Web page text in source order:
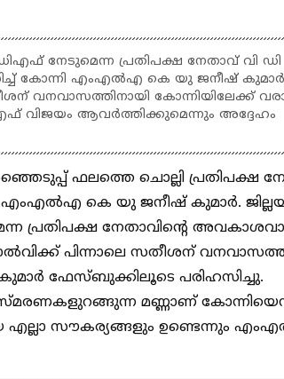
നേടുമെന്ന പ്രതിപക്ഷ നേതാവ് വി ഡി
കോന്നി എംഎൽഎ കെ യു ജനീഷ്
വനവാസത്തിനായി കോന്നിയിലേക്ക്
വിജയം ആവർത്തിക്കുമെന്നും അദ്ദേഹം
ഫലത്തെ ചൊല്ലി പ്രതിപക്ഷ
എംഎൽഎ കെ യു ജനീഷ് കുമാർ.
പ്രതിപക്ഷ നേതാവിന്‍റെ
പിന്നാലെ സതീശന്
കുമാർ ഫേസ്ബുക്കിലൂടെ പരിഹസിച്ചു.
സ്മരണകളുറങ്ങുന്ന മണ്ണാണ്
സൗകര്യങ്ങളും ഉണ്ടെന്നും